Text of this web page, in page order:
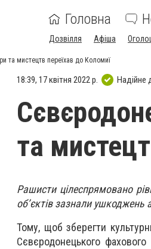
Головна
Дозвілля Афіша
та мистецтв переїхав до Коломиї
18:39, 17 квітня 2022 р. Надійне
та
Рашисти цілеспрямовано
об’єктів зазнали ушкоджень
Тому, щоб зберегти
Сєвєродонецького